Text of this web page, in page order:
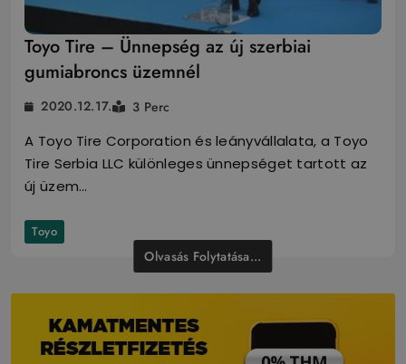
Toyo Tire – Ünnepség az új szerbiai
gumiabroncs üzemnél
2020.12.17. 3 Perc
A Toyo Tire Corporation és leányvállalata, a Toyo
Tire Serbia LLC különleges ünnepséget tartott az
új üzem…
Toyo
Olvasás Folytatása...